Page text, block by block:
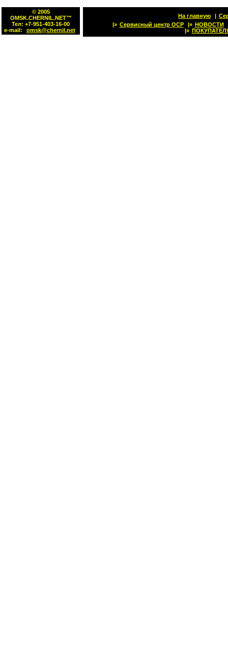
© 2005
OMSK.CHERNIL.NET™
Тел: +7-951-403-16-00
e-mail:
omsk@chernil.net
На главную |
|» Сервисный центр OCP |» НОВОСТИ
|»